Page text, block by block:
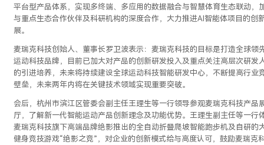
平台型产品体系，实现多终端、多应用的数据融合与智慧体育生态联动，
与重点生态合作伙伴及科研机构的深度合作，大力推进AI智能体项目的创
展。
麦瑞克科技创始人、董事长罗卫波表示：麦瑞克科技的目标是打造全球领
运动科技品牌，目前已加大对产品的创新研发投入及重点关注高层次研发
的引进培养，未来将持续建设全球运动科技智能研发中心，不断提高行业
壁垒，未来两年内将在关键技术领域实现重要突破。
会后，杭州市滨江区管委会副主任王理生等一行领导参观麦瑞克科技产品
厅，了解新一代智能运动产品创新理念及功能优势。王理生副主任等一行
麦瑞克科技旗下高端品牌绝影推出的全自动折叠爬坡智能跑步机及自研的
健身竞技游戏“绝影之竞”，对企业的创新模式给与高度认可，鼓励麦瑞克